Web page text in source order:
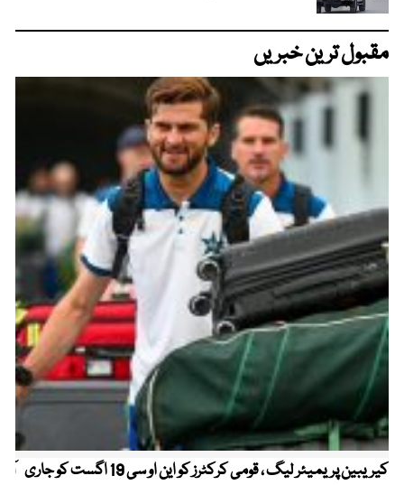
مقبول ترین خبریں
کیریبین پریمیئر لیگ ، قومی کرکٹرز کو این او سی 19 اگست کو جاری